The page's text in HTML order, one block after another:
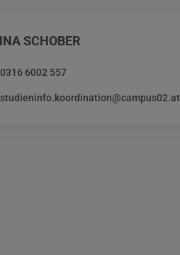
SCHOBER
0316 6002 557
studieninfo.koordination@campus02.at